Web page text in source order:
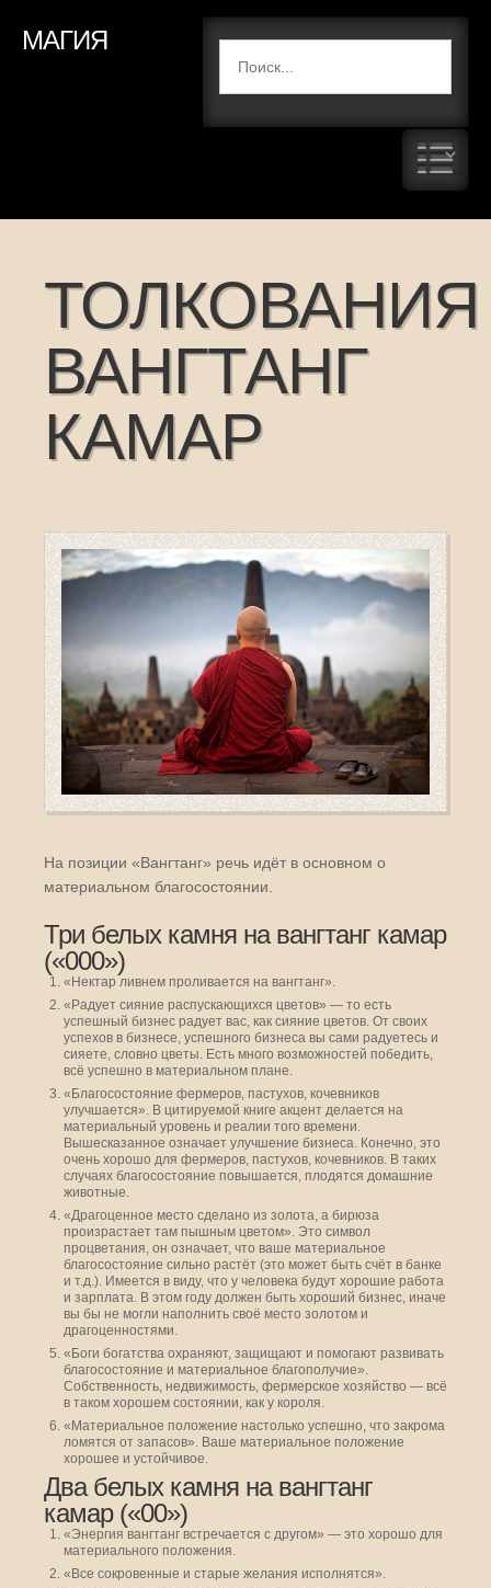
МАГИЯ
ТОЛКОВАНИЯ
ВАНГТАНГ
КАМАР
На позиции «Вангтанг» речь идёт в основном о
материальном благосостоянии.
Три белых камня на вангтанг камар
(«000»)
«Нектар ливнем проливается на вангтанг».
«Радует сияние распускающихся цветов» — то есть
успешный бизнес радует вас, как сияние цветов. От своих
успехов в бизнесе, успешного бизнеса вы сами радуетесь и
сияете, словно цветы. Есть много возможностей победить,
всё успешно в материальном плане.
«Благосостояние фермеров, пастухов, кочевников
улучшается». В цитируемой книге акцент делается на
материальный уровень и реалии того времени.
Вышесказанное означает улучшение бизнеса. Конечно, это
очень хорошо для фермеров, пастухов, кочевников. В таких
случаях благосостояние повышается, плодятся домашние
животные.
«Драгоценное место сделано из золота, а бирюза
произрастает там пышным цветом». Это символ
процветания, он означает, что ваше материальное
благосостояние сильно растёт (это может быть счёт в банке
и т.д.). Имеется в виду, что у человека будут хорошие работа
и зарплата. В этом году должен быть хороший бизнес, иначе
вы бы не могли наполнить своё место золотом и
драгоценностями.
«Боги богатства охраняют, защищают и помогают развивать
благосостояние и материальное благополучие».
Собственность, недвижимость, фермерское хозяйство — всё
в таком хорошем состоянии, как у короля.
«Материальное положение настолько успешно, что закрома
ломятся от запасов». Ваше материальное положение
хорошее и устойчивое.
Два белых камня на вангтанг
камар («00»)
«Энергия вангтанг встречается с другом» — это хорошо для
материального положения.
«Все сокровенные и старые желания исполнятся».